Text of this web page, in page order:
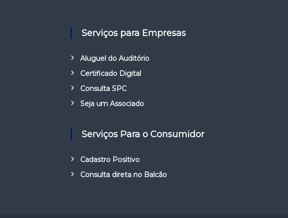
Serviços para Empresas
Aluguel do Auditório
Certificado Digital
Consulta SPC
Seja um Associado
Serviços Para o Consumidor
Cadastro Positivo
Consulta direta no Balcão